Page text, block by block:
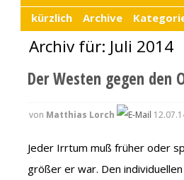
kürzlich Archive
Archiv für: Juli 2014
Der Westen gegen den
von Matthias Lorch
Jeder Irrtum muß früher oder
größer er war. Den